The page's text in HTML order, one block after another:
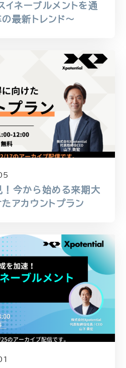
ネーブルメントを通
最新トレンド〜
今から始める来期大
アカウントプラン